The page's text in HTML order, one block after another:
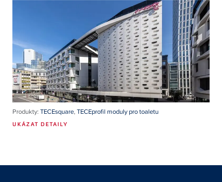
Produkty: TECEsquare,TECEprofil moduly pro toaletu
UKÁZAT DETAILY